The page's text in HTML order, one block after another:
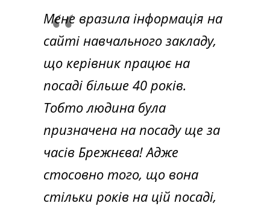
Мене вразила інформація на
сайті навчального закладу,
що керівник працює на
посаді більше 40 років.
Тобто людина була
призначена на посаду ще за
часів Брежнєва! Адже
стосовно того, що вона
стільки років на цій посаді,